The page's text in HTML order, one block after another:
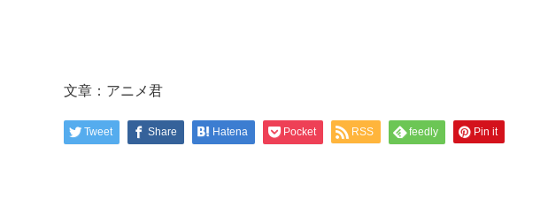
文章：アニメ君
Tweet Share Hatena Pocket RSS feedly Pin it